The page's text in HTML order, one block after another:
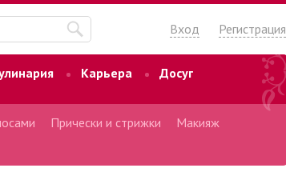
Вход Регистрация
Карьера
Досуг
Прически и стрижки
Макияж